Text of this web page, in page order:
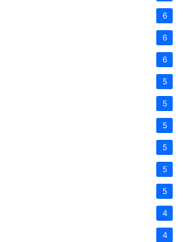
6
6
6
5
5
5
5
5
5
4
4